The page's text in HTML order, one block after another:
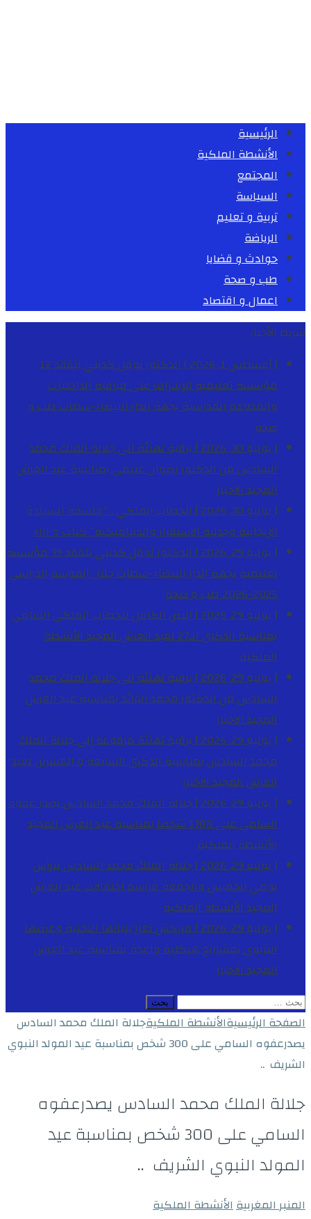
الرئيسية
الأنشطة الملكية
المجتمع
السياسة
تربية و تعليم
الرياضة
حوادث و قضايا
طب و صحة
اعمال و اقتصاد
شريط الأخبار
[ أغسطس 1, 2026 ]
الدكتور نوفل كديلي يتفقد 12
مؤسسة تعليمية للإشراف على مراقبة الداخليات
والمطاعم المدرسية بجهة الدار البيضاء-سطاتطب و
صحة
[ يوليو 30, 2026 ]
برقية تهنئة الى جلالة الملك محمد
السادس من الدكتور رضوان غنيمي بمناسبة عيد العرش
المجيدالاخبار
[ يوليو 30, 2026 ]
الخطاب الملكي .. “فلسفة السيادة
الإيجابية وجدلية الاستقرار والديناميكية”كتاب و اراء
[ يوليو 29, 2026 ]
الدكتور نوفل كديلي يتفقد 39 مؤسسة
تعليمية بجهة الدار البيضاء-سطات خلال الموسم الدراسي
2025-2026
طب و صحة
[ يوليو 29, 2026 ]
النص الكامل للخطاب الملكي السامي
بمناسبة الذكرى الـ27 لعيد العرش المجيد
الأنشطة
الملكية
[ يوليو 29, 2026 ]
برقية تهنئة الى جلالة الملك محمد
السادس من الدكتور محمد الفائد بمناسبة عيد العرش
المجيدالاخبار
[ يوليو 29, 2026 ]
برقية تهنئة مرفوعة إلى جلالة الملك
محمد السادس بمناسبة الذكرى السابعة و العشرين لعيد
العرش المجيدالاخبار
[ يوليو 29, 2026 ]
جلالة الملك محمد السادس يصدر عفوه
السامي على 1788 شخصا بمناسبة عيد العرش المجيد
الأنشطة الملكية
[ يوليو 29, 2026 ]
جلالة الملك محمد السادس يترأس
يومي الخميس والجمعة مراسم احتفالات عيد العرش
المجيدالأنشطة الملكية
[ يوليو 29, 2026 ]
مراكش تعزز بنياتها التحتية وعرضها
التربوي بمشاريع هيكلية واعدة بمناسبة عيد العرش
المجيدالاخبار
البحث
عن:
الصفحة الرئيسيةالأنشطة الملكيةجلالة الملك محمد السادس
يصدرعفوه السامي على 300 شخص بمناسبة عيد المولد النبوي
الشريف ..
جلالة الملك محمد السادس يصدرعفوه
السامي على 300 شخص بمناسبة عيد
المولد النبوي الشريف ..
المنبر المغربيةالأنشطة الملكية